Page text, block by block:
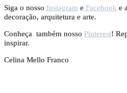
Siga o nosso Instagram e Facebook e
decoração, arquitetura e arte.
Conheça também nosso Pinterest!
inspirar.
Celina Mello Franco